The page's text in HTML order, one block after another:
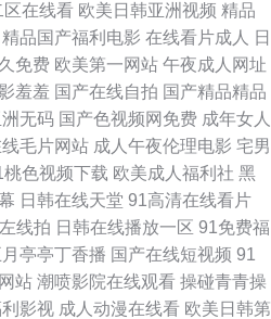
91传谋免费在线观看 午夜看的WWW 激
色黄啪妹免网站上 福利四区国产精品 九
大香蕉六区 欧美a视频网站 97人人看照
传媒网页 婷婷国产精品久久 国产欧洲精
看视频 玖玖玖玖热 91国产福利视频在线
产 天堂V在线网 日韩午夜福利网站 国产
区在线看 欧美日韩亚洲视频 精品
精品国产福利电影 在线看片成人
日
免费 欧美第一网站 午夜成人网址
羞羞 国产在线自拍 国产精品精品
无码 国产色视频网免费 成年女人
毛片网站 成人午夜伦理电影 宅男
桃色视频下载 欧美成人福利社 黑
日韩在线天堂 91高清在线看片
线拍 日韩在线播放一区 91免费福
亭亭丁香播 国产在线短视频 91
站 潮喷影院在线观看 操碰青青操
影视 成人动漫在线看 欧美日韩第